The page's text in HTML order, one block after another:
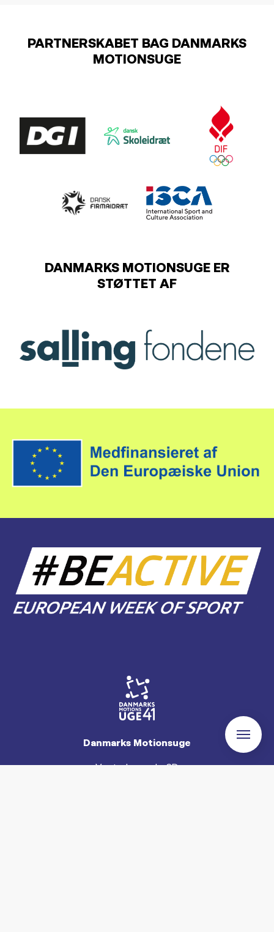
PARTNERSKABET BAG DANMARKS
MOTIONSUGE
DANMARKS MOTIONSUGE ER
STØTTET AF
Danmarks Motionsuge
Vesterbrogade 6D